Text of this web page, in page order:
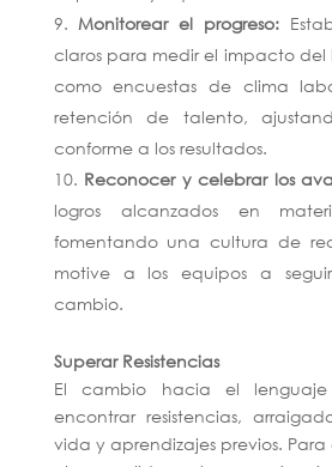
Monitorear el progreso:
claros para medir el impacto del
como encuestas de clima
retención de talento,
conforme a los resultados.
Reconocer y celebrar los
logros alcanzados en
fomentando una cultura de
motive a los equipos a
cambio.
Superar Resistencias
El cambio hacia el lenguaje
encontrar resistencias,
vida y aprendizajes previos. Para